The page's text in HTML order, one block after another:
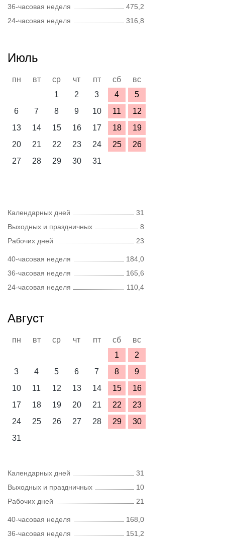
36-часовая неделя
475,2
24-часовая неделя
316,8
Июль
пн вт ср чт пт сб
вс
1
2 3 4
5
6
7 8 9 10 11
12
13
14 15 16 17 18
19
20
21 22 23 24 25
26
27
28 29 30 31
Календарных дней
31
Выходных и праздничных
8
Рабочих дней
23
40-часовая неделя
184,0
36-часовая неделя
165,6
24-часовая неделя
110,4
Август
пн вт ср чт пт сб
вс
1
2
3
4 5 6 7 8
9
10
11 12 13 14 15
16
17
18 19 20 21 22
23
24
25 26 27 28 29
30
31
Календарных дней
31
Выходных и праздничных
10
Рабочих дней
21
40-часовая неделя
168,0
36-часовая неделя
151,2